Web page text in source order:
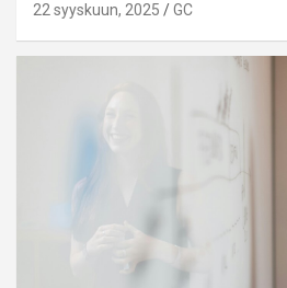
22 syyskuun, 2025 GC